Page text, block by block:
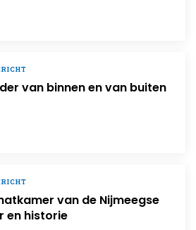
van binnen en van buiten
van de Nijmeegse
en historie